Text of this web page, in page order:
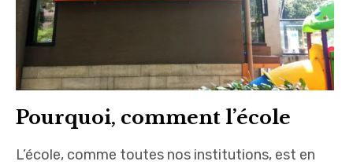
Pourquoi, comment l’école
L’école, comme toutes nos institutions, est en